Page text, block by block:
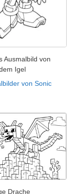
Ausmalbild von
Igel
von Sonic
Drache